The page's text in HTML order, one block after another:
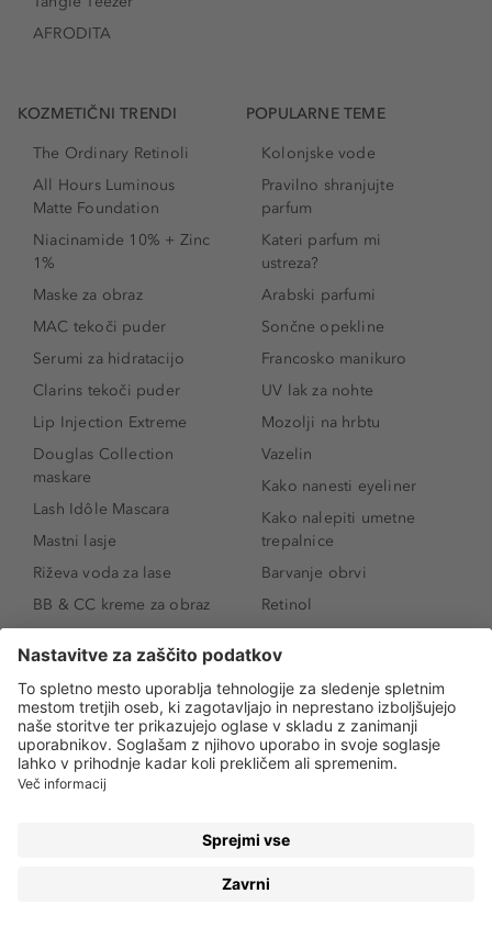
AFRODITA
KOZMETIČNI TRENDI
The Ordinary Retinoli
All Hours Luminous
Matte Foundation
Niacinamide 10% + Zinc
1%
Maske za obraz
MAC tekoči puder
Serumi za hidratacijo
Clarins tekoči puder
Lip Injection Extreme
Douglas Collection
maskare
Lash Idôle Mascara
Mastni lasje
Riževa voda za lase
BB & CC kreme za obraz
SPF 30
Senčila za oči
Tekoči puder
Ličenje povešenih vek
Kako povečati oči
POPULARNE TEME
Kolonjske vode
Pravilno shranjujte
parfum
Kateri parfum mi
ustreza?
Arabski parfumi
Sončne opekline
Francosko manikuro
UV lak za nohte
Mozolji na hrbtu
Vazelin
Kako nanesti eyeliner
Kako nalepiti umetne
trepalnice
Barvanje obrvi
Retinol
Niacinamid
Rozacea
Salicilna kislina